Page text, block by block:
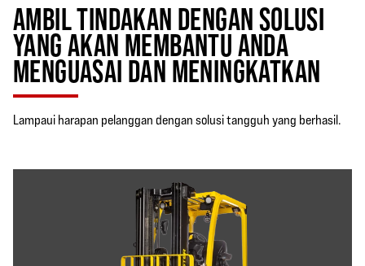
AMBIL TINDAKAN DENGAN SOLUSI
YANG AKAN MEMBANTU ANDA
MENGUASAI DAN MENINGKATKAN
Lampaui harapan pelanggan dengan solusi tangguh yang berhasil.